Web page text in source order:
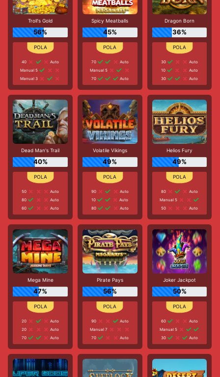
Troll's Gold
56%
40
Auto
Manual 5
Manual 3
Spicy Meatballs
45%
70
Auto
Manual 5
70
Auto
Dragon Born
36%
30
Auto
10
Auto
30
Auto
Dead Man's Trail
40%
50
Auto
80
Auto
60
Auto
Volatile Vikings
49%
90
Auto
10
Auto
80
Auto
Helios Fury
49%
80
Auto
Manual 5
50
Auto
Mega Mine
47%
20
Auto
20
Auto
70
Auto
Pirate Pays
56%
90
Auto
Manual 7
70
Auto
Joker Jackpot
50%
60
Auto
Manual 5
30
Auto